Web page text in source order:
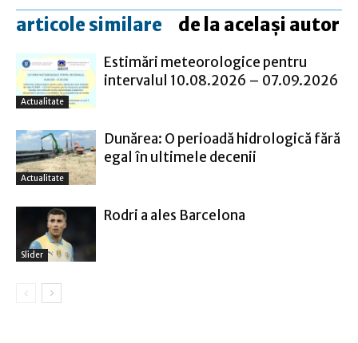
articole similare de la același autor
Actualitate
Estimări meteorologice pentru
intervalul 10.08.2026 – 07.09.2026
Actualitate
Dunărea: O perioadă hidrologică fără
egal în ultimele decenii
Slider
Rodri a ales Barcelona